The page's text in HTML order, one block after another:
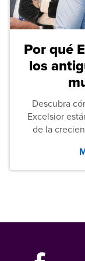
Por qué
los
Descubra
Excelsior
de la
tanto las